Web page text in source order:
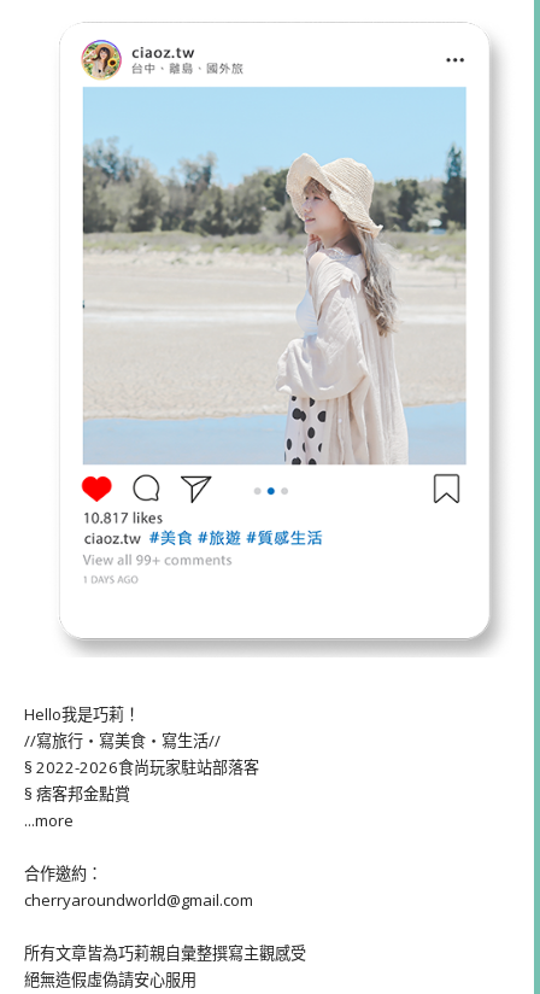
Hello我是巧莉！
//寫旅行・寫美食・寫生活//
§ 2022-2026食尚玩家駐站部落客
§ 痞客邦金點賞
...more
合作邀約：
cherryaroundworld@gmail.com
所有文章皆為巧莉親自彙整撰寫主觀感受
絕無造假虛偽請安心服用